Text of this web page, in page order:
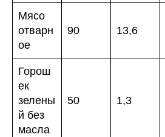
Мясо
отварн
ое
90 13,6
Горош
ек
зелены
й без
масла
50 1,3